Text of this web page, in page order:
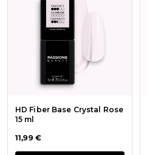
HD Fiber Base Crystal Rose
15 ml
11,99 €